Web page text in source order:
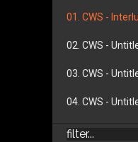
01. CWS -
02. CWS -
03. CWS -
04. CWS -
Computor Rock